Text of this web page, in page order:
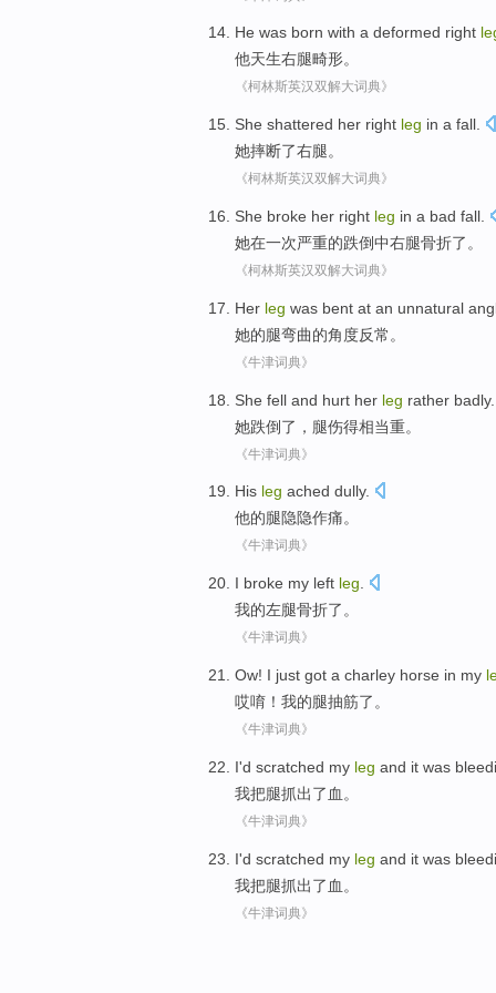
He was born with a deformed right
他天生右腿畸形。
《柯林斯英汉双解大词典》
She shattered her right leg in a fall.
她摔断了右腿。
《柯林斯英汉双解大词典》
She broke her right leg in a bad fall
她在一次严重的跌倒中右腿骨折了 。
《柯林斯英汉双解大词典》
Her leg was bent at an unnatural
她的腿弯曲的角度反常 。
《牛津词典》
She fell and hurt her leg rather badly.
她跌倒了 ， 腿伤得相当重。
《牛津词典》
His leg ached dully.
他的腿隐隐作痛。
《牛津词典》
I broke my left leg
我的左腿骨折了。
《牛津词典》
Ow! I just got a charley horse in my
哎唷 ！ 我的腿抽筋了 。
《牛津词典》
I'd scratched my leg and it was
我把腿抓出了 血。
《牛津词典》
I'd scratched my leg and it was
我把腿抓出了 血。
《牛津词典》